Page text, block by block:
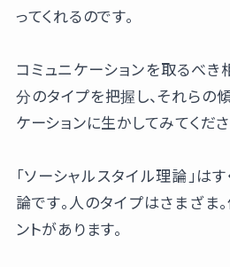
ってくれるのです。
コミュニケーションを取るべき
分のタイプを把握し、それらの
ケーションに生かしてみてくださ
「ソーシャルスタイル理論」は
論です。人のタイプはさまざま
ントがあります。